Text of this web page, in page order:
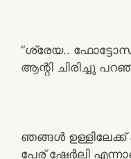
“ശ്രേയ..
ആന്റി ചിരിച്ചു
ഞങ്ങൾ
പേര് ഷേർലി